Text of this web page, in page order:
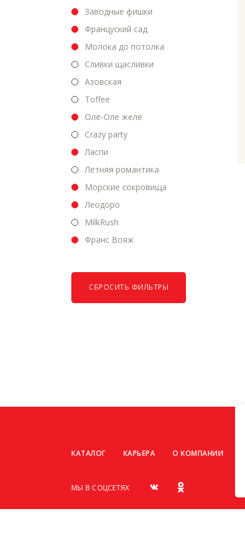
Заводные фишки
Француский сад
Молока до потолка
Сливки щасливки
Азовская
Toffee
Оле-Оле желе
Crazy party
Ласпи
Летняя романтика
Морские сокровища
Леодоро
MilkRush
Франс Вояж
СБРОСИТЬ ФИЛЬТРЫ
КАТАЛОГ КАРЬЕРА О КОМПАНИИ
МЫ В СОЦСЕТЯХ